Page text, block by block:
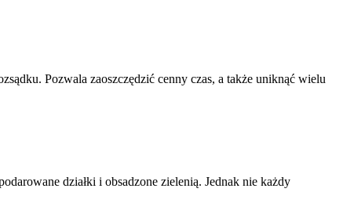
Pozwala zaoszczędzić cenny czas, a także uniknąć wielu
działki i obsadzone zielenią. Jednak nie każdy